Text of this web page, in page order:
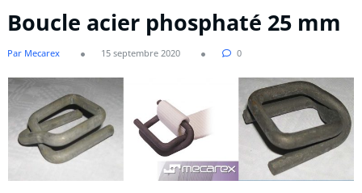
Boucle acier phosphaté 25 mm
Par Mecarex 15 septembre 2020 0